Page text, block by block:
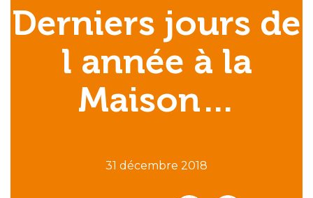
Derniers jours de
l année à la
Maison…
31 décembre 2018